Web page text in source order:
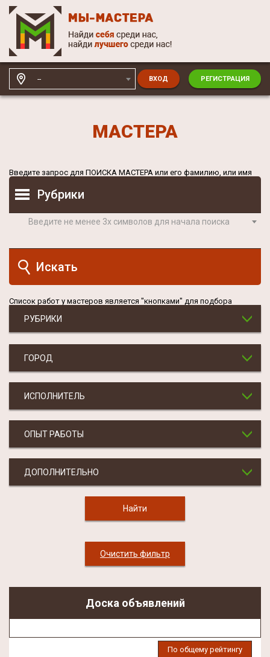
-- ВХОД РЕГИСТРАЦИЯ
МАСТЕРА
Введите запрос для ПОИСКА МАСТЕРА или его фамилию, или имя
Рубрики
Введите не менее 3х символов для начала поиска
Список работ у мастеров является "кнопками" для подбора
РУБРИКИ
ГОРОД
ИСПОЛНИТЕЛЬ
ОПЫТ РАБОТЫ
ДОПОЛНИТЕЛЬНО
Очистить фильтр
Доска объявлений
По общему рейтингу